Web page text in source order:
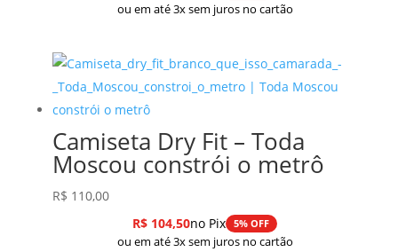
ou em até 3x sem juros no cartão
Camiseta Dry Fit – Toda
Moscou constrói o metrô
R$ 110,00
R$ 104,50no Pix 5% OFF
ou em até 3x sem juros no cartão